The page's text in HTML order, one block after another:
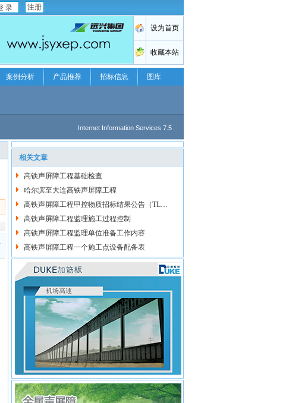
注册
案例分析 产品推荐 招标信息 图库
相关文章
高铁声屏障工程基础检查
哈尔滨至大连高铁声屏障工程
高铁声屏障工程甲控物质招标结果公告（TL…
高铁声屏障工程监理施工过程控制
高铁声屏障工程监理单位准备工作内容
高铁声屏障工程一个施工点设备配备表